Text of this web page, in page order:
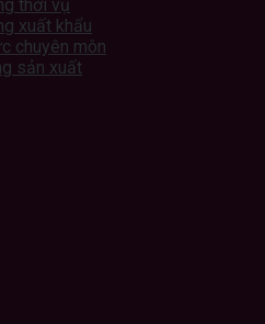
thời vụ
xuất khẩu
chuyên môn
sản xuất